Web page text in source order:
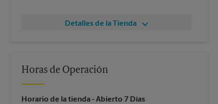
Detalles de la Tienda
Horas de Operación
Horario de la tienda - Abierto 7 Días